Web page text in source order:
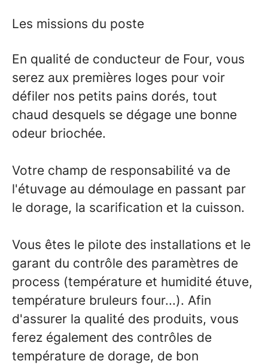
Les missions du poste
En qualité de conducteur de Four, vous
serez aux premières loges pour voir
défiler nos petits pains dorés, tout
chaud desquels se dégage une bonne
odeur briochée.
Votre champ de responsabilité va de
l'étuvage au démoulage en passant par
le dorage, la scarification et la cuisson.
Vous êtes le pilote des installations et le
garant du contrôle des paramètres de
process (température et humidité étuve,
température bruleurs four...). Afin
d'assurer la qualité des produits, vous
ferez également des contrôles de
température de dorage, de bon